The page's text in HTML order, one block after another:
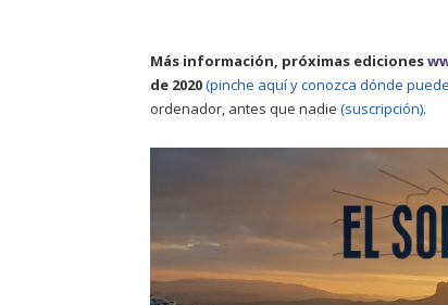
Más información, próximas ediciones
de 2020(pinche aquí y conozca dónde
ordenador, antes que nadie (suscripción).